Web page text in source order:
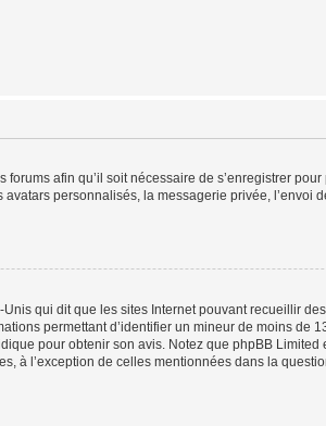
afin qu’il soit nécessaire de s’enregistrer
personnalisés, la messagerie privée, l’envoi
qui dit que les sites Internet pouvant recueillir
permettant d’identifier un mineur de moins de
pour obtenir son avis. Notez que phpBB
à l’exception de celles mentionnées dans la